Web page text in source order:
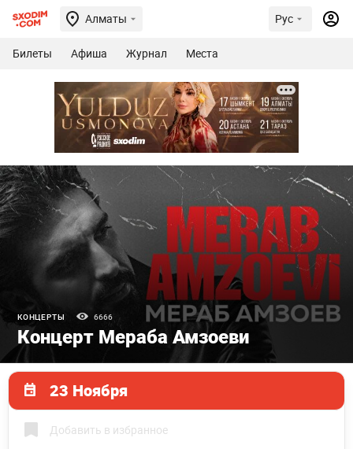
Алматы Рус
Билеты Афиша Журнал Места
КОНЦЕРТЫ 6666
Концерт Мераба Амзоеви
23 Ноября
Добавить в избранное